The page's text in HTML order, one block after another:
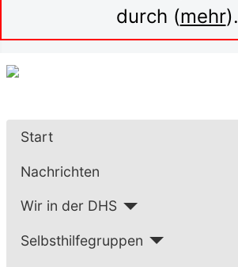
durch (mehr).
Start
Nachrichten
Wir in der DHS
Selbsthilfegruppen